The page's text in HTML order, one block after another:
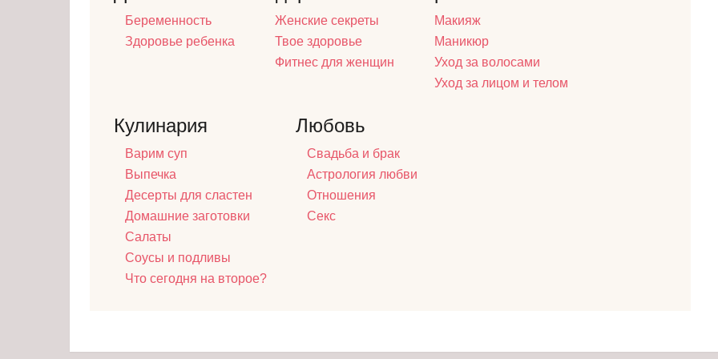
Беременность
Здоровье ребенка
Женские секреты
Твое здоровье
Фитнес для женщин
Макияж
Маникюр
Уход за волосами
Уход за лицом и телом
Кулинария
Варим суп
Выпечка
Десерты для сластен
Домашние заготовки
Салаты
Соусы и подливы
Что сегодня на второе?
Любовь
Свадьба и брак
Астрология любви
Отношения
Секс